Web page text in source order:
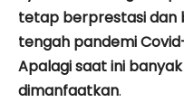
tetap berprestasi dan
tengah pandemi
Apalagi saat ini
dimanfaatkan.